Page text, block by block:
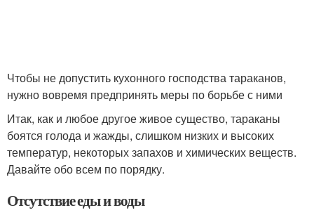
Чтобы не допустить кухонного господства тараканов,
нужно вовремя предпринять меры по борьбе с ними
Итак, как и любое другое живое существо, тараканы
боятся голода и жажды, слишком низких и высоких
температур, некоторых запахов и химических веществ.
Давайте обо всем по порядку.
Отсутствие еды и воды